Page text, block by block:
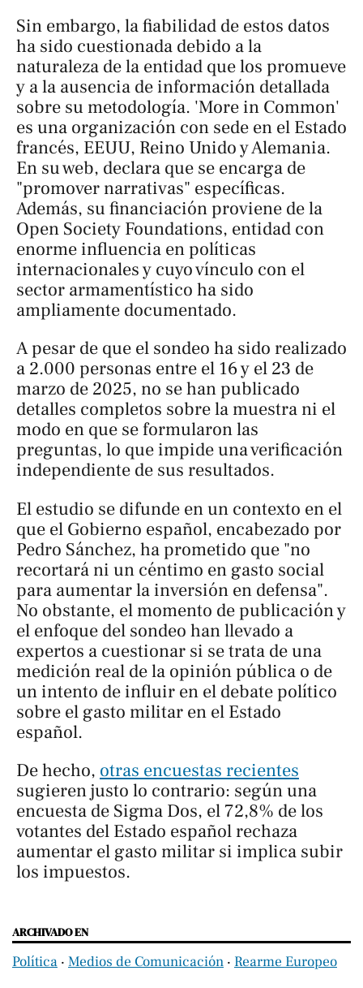
Sin embargo, la fiabilidad de estos datos
ha sido cuestionada debido a la
naturaleza de la entidad que los promueve
y a la ausencia de información detallada
sobre su metodología. 'More in Common'
es una organización con sede en el Estado
francés, EEUU, Reino Unido y Alemania.
En su web, declara que se encarga de
"promover narrativas" específicas.
Además, su financiación proviene de la
Open Society Foundations, entidad con
enorme influencia en políticas
internacionales y cuyo vínculo con el
sector armamentístico ha sido
ampliamente documentado.
A pesar de que el sondeo ha sido realizado
a 2.000 personas entre el 16 y el 23 de
marzo de 2025, no se han publicado
detalles completos sobre la muestra ni el
modo en que se formularon las
preguntas, lo que impide una verificación
independiente de sus resultados.
El estudio se difunde en un contexto en el
que el Gobierno español, encabezado por
Pedro Sánchez, ha prometido que "no
recortará ni un céntimo en gasto social
para aumentar la inversión en defensa".
No obstante, el momento de publicación y
el enfoque del sondeo han llevado a
expertos a cuestionar si se trata de una
medición real de la opinión pública o de
un intento de influir en el debate político
sobre el gasto militar en el Estado
español.
De hecho, otras encuestas recientes
sugieren justo lo contrario: según una
encuesta de Sigma Dos, el 72,8% de los
votantes del Estado español rechaza
aumentar el gasto militar si implica subir
los impuestos.
ARCHIVADO EN
Política ‧ Medios de Comunicación ‧ Rearme Europeo